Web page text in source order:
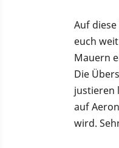
Auf
euch
Mauern
Die
justieren
auf
wird.